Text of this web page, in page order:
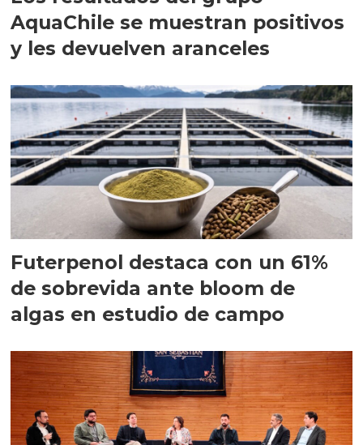
AquaChile se muestran positivos
y les devuelven aranceles
Futerpenol destaca con un 61%
de sobrevida ante bloom de
algas en estudio de campo